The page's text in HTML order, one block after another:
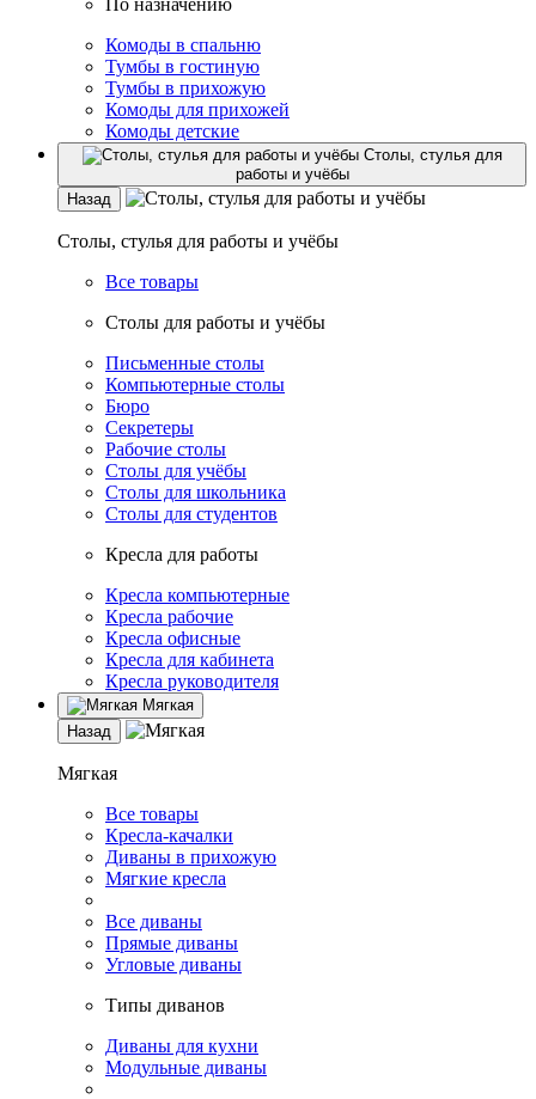
По назначению
Комоды в спальню
Тумбы в гостиную
Тумбы в прихожую
Комоды для прихожей
Комоды детские
Столы, стулья для
работы и учёбы
Назад
Столы, стулья для работы и учёбы
Все товары
Столы для работы и учёбы
Письменные столы
Компьютерные столы
Бюро
Секретеры
Рабочие столы
Столы для учёбы
Столы для школьника
Столы для студентов
Кресла для работы
Кресла компьютерные
Кресла рабочие
Кресла офисные
Кресла для кабинета
Кресла руководителя
Мягкая
Назад
Мягкая
Все товары
Кресла-качалки
Диваны в прихожую
Мягкие кресла
Все диваны
Прямые диваны
Угловые диваны
Типы диванов
Диваны для кухни
Модульные диваны